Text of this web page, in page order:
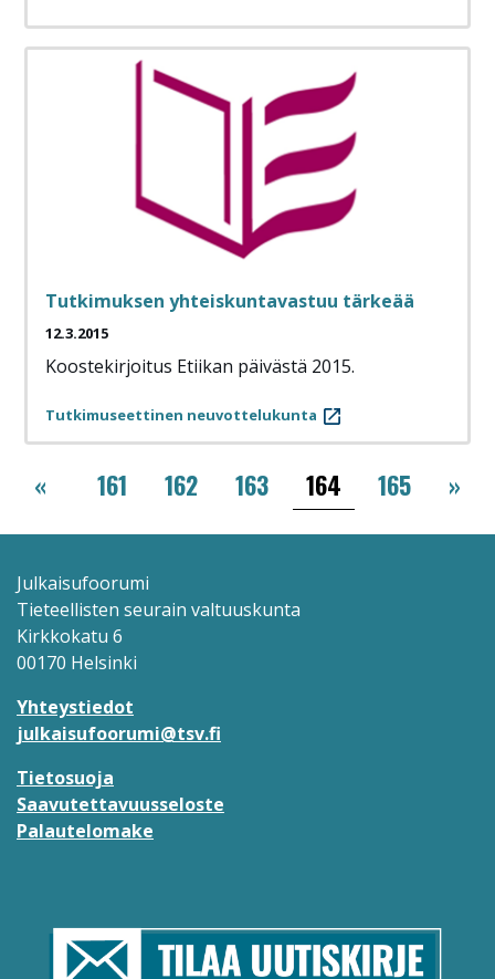
Tutkimuksen yhteiskuntavastuu tärkeää
12.3.2015
Koostekirjoitus Etiikan päivästä 2015.
Tutkimuseettinen neuvottelukunta
Sivutus
«‹‹ 161 162 163 164 165 »
Julkaisufoorumi
Tieteellisten seurain valtuuskunta
Kirkkokatu 6
00170 Helsinki
Yhteystiedot
julkaisufoorumi@tsv.fi
Tietosuoja
Saavutettavuusseloste
Palautelomake